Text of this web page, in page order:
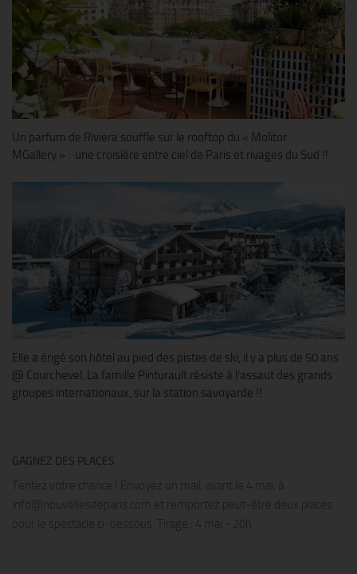
Un parfum de Riviera souffle sur le rooftop du « Molitor
MGallery » : une croisière entre ciel de Paris et rivages du Sud !!
Elle a érigé son hôtel au pied des pistes de ski, il y a plus de 50 ans
@ Courchevel. La famille Pinturault résiste à l’assaut des grands
groupes internationaux, sur la station savoyarde !!
GAGNEZ DES PLACES
Tentez votre chance ! Envoyez un mail, avant le 4 mai, à
info@nouvellesdeparis.com et remportez peut-être deux places
pour le spectacle ci-dessous. Tirage : 4 mai - 20h